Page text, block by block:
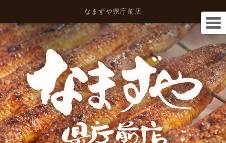
なまずや県庁前店